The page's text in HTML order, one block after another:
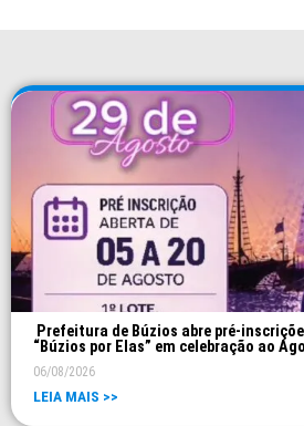
Prefeitura de Búzios abre pré-
“Búzios por Elas” em celebração ao
06/08/2026
LEIA MAIS >>